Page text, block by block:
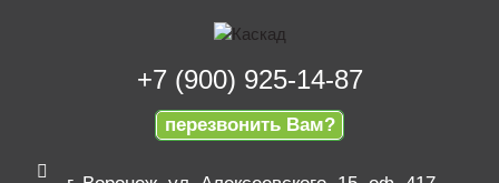
+7 (900) 925-14-87
перезвонить Вам?